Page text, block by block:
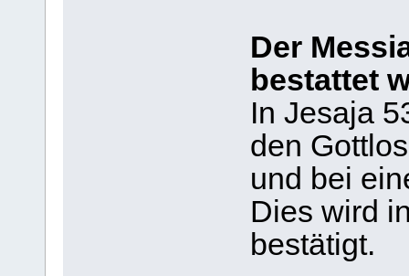
Der
bestattet
In Jesaja
den
und bei
Dies wird
bestätigt.